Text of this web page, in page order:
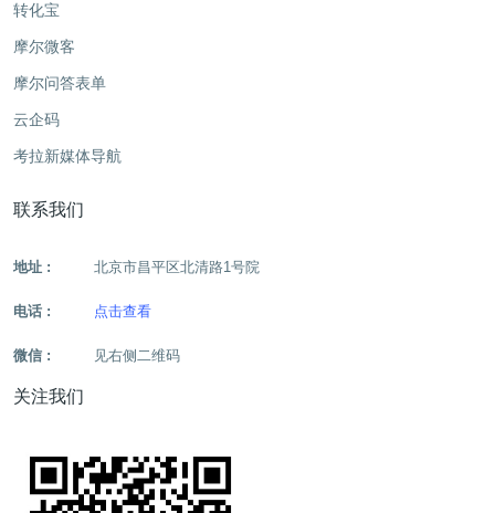
转化宝
摩尔微客
摩尔问答表单
云企码
考拉新媒体导航
联系我们
地址 : 北京市昌平区北清路1号院
电话 : 点击查看
微信 : 见右侧二维码
关注我们